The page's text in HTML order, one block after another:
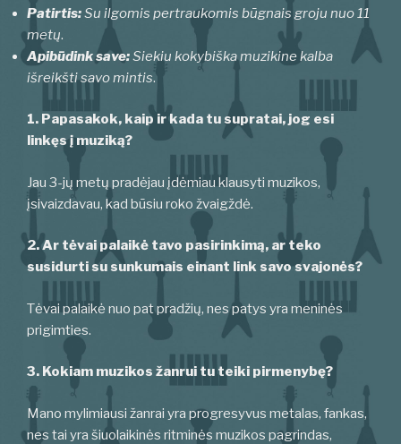
Patirtis:Su ilgomis pertraukomis būgnais groju nuo 11
metų.
Apibūdink save:Siekiu kokybiška muzikine kalba
išreikšti savo mintis.
1. Papasakok, kaip ir kada tu supratai, jog esi
linkęs į muziką?
Jau 3-jų metų pradėjau įdėmiau klausyti muzikos,
įsivaizdavau, kad būsiu roko žvaigždė.
2. Ar tėvai palaikė tavo pasirinkimą, ar teko
susidurti su sunkumais einant link savo svajonės?
Tėvai palaikė nuo pat pradžių, nes patys yra meninės
prigimties.
3. Kokiam muzikos žanrui tu teiki pirmenybę?
Mano mylimiausi žanrai yra progresyvus metalas, fankas,
nes tai yra šiuolaikinės ritminės muzikos pagrindas,